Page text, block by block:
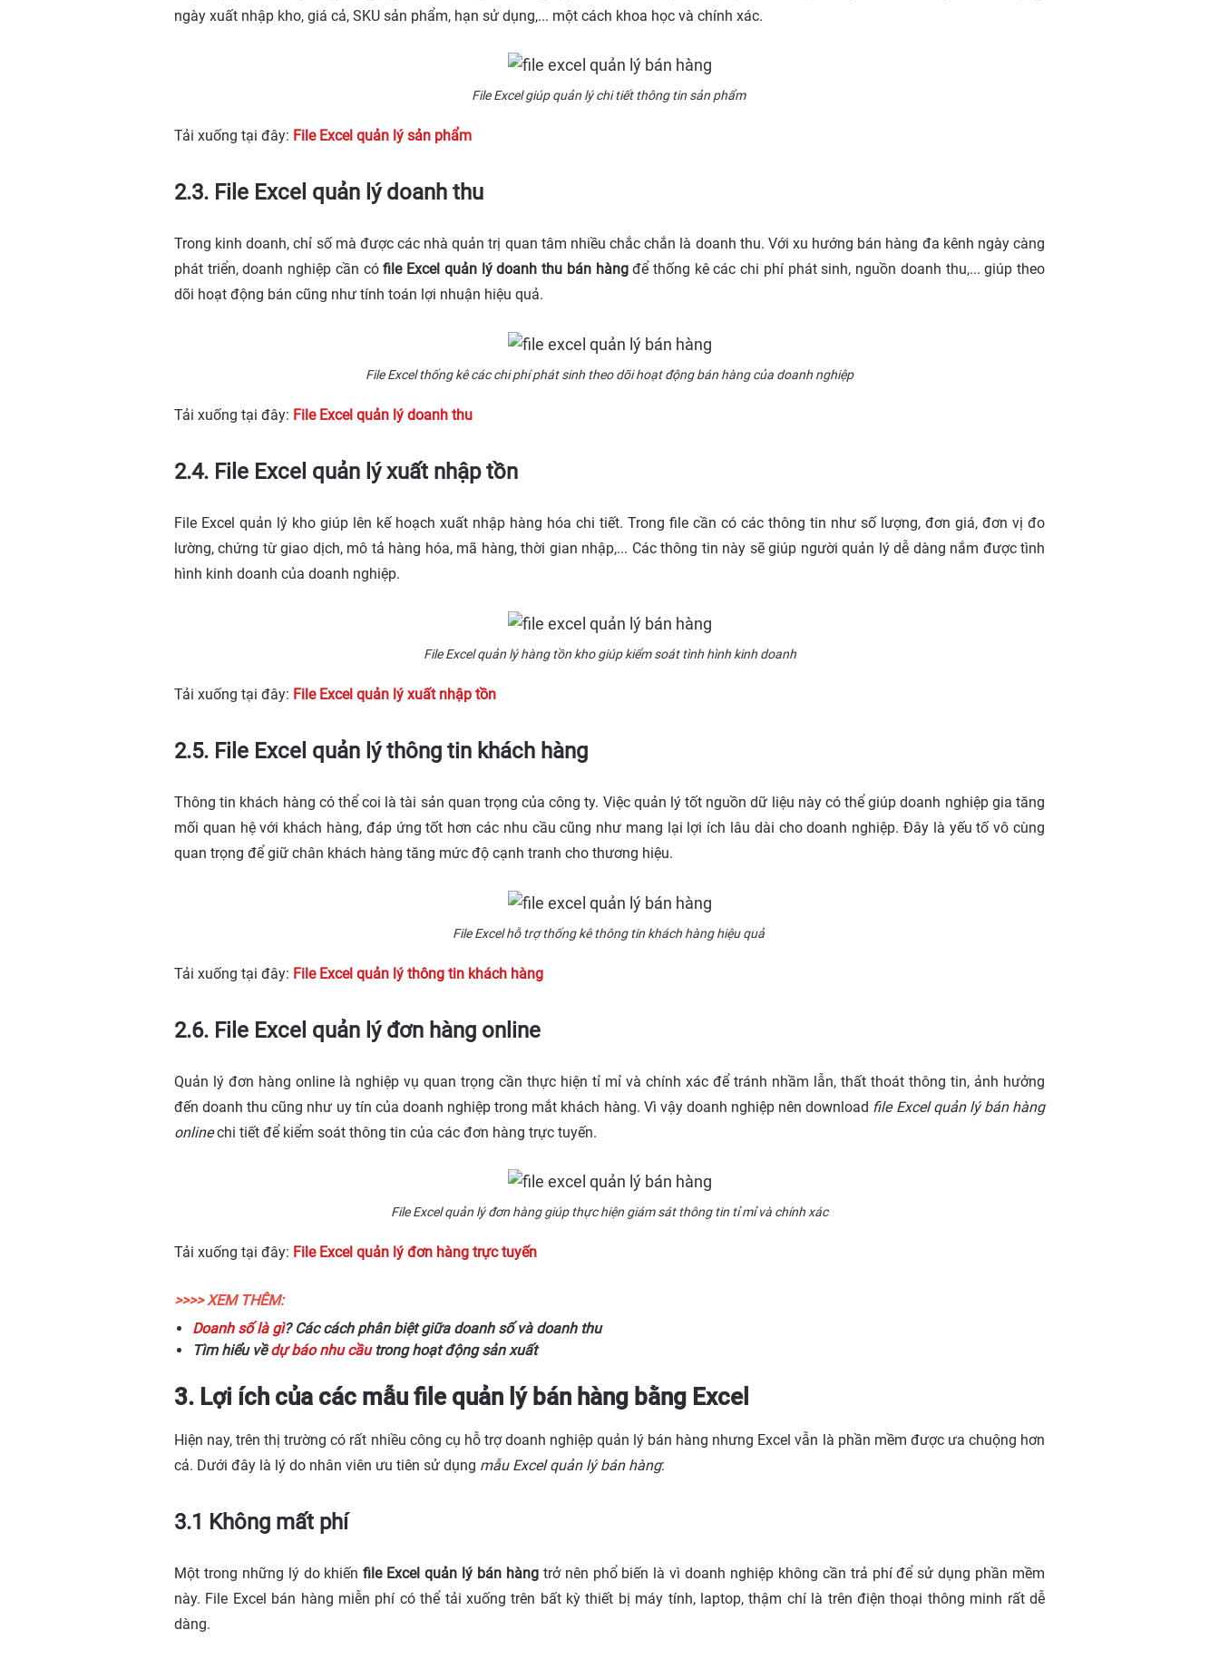
ngày xuất nhập kho, giá cả, SKU sản phẩm, hạn sử dụng,... một cách khoa học và chính xác.
File Excel giúp quản lý chi tiết thông tin sản phẩm
Tải xuống tại đây: File Excel quản lý sản phẩm
2.3. File Excel quản lý doanh thu
Trong kinh doanh, chỉ số mà được các nhà quản trị quan tâm nhiều chắc chắn là doanh thu. Với xu hướng bán hàng đa kênh ngày càng
phát triển, doanh nghiệp cần cófile Excel quản lý doanh thu bán hàngđể thống kê các chi phí phát sinh, nguồn doanh thu,... giúp theo
dõi hoạt động bán cũng như tính toán lợi nhuận hiệu quả.
File Excel thống kê các chi phí phát sinh theo dõi hoạt động bán hàng của doanh nghiệp
Tải xuống tại đây: File Excel quản lý doanh thu
2.4. File Excel quản lý xuất nhập tồn
File Excel quản lý kho giúp lên kế hoạch xuất nhập hàng hóa chi tiết. Trong file cần có các thông tin như số lượng, đơn giá, đơn vị đo
lường, chứng từ giao dịch, mô tả hàng hóa, mã hàng, thời gian nhập,... Các thông tin này sẽ giúp người quản lý dễ dàng nắm được tình
hình kinh doanh của doanh nghiệp.
File Excel quản lý hàng tồn kho giúp kiểm soát tình hình kinh doanh
Tải xuống tại đây: File Excel quản lý xuất nhập tồn
2.5. File Excel quản lý thông tin khách hàng
Thông tin khách hàng có thể coi là tài sản quan trọng của công ty. Việc quản lý tốt nguồn dữ liệu này có thể giúp doanh nghiệp gia tăng
mối quan hệ với khách hàng, đáp ứng tốt hơn các nhu cầu cũng như mang lại lợi ích lâu dài cho doanh nghiệp. Đây là yếu tố vô cùng
quan trọng để giữ chân khách hàng tăng mức độ cạnh tranh cho thương hiệu.
File Excel hỗ trợ thống kê thông tin khách hàng hiệu quả
Tải xuống tại đây: File Excel quản lý thông tin khách hàng
2.6. File Excel quản lý đơn hàng online
Quản lý đơn hàng online là nghiệp vụ quan trọng cần thực hiện tỉ mỉ và chính xác để tránh nhầm lẫn, thất thoát thông tin, ảnh hưởng
đến doanh thu cũng như uy tín của doanh nghiệp trong mắt khách hàng. Vì vậy doanh nghiệp nên download file Excel quản lý bán hàng
onlinechi tiết để kiểm soát thông tin của các đơn hàng trực tuyến.
File Excel quản lý đơn hàng giúp thực hiện giám sát thông tin tỉ mỉ và chính xác
Tải xuống tại đây: File Excel quản lý đơn hàng trực tuyến
>>>> XEM THÊM:
Doanh số là gì? Các cách phân biệt giữa doanh số và doanh thu
Tìm hiểu vềdự báo nhu cầutrong hoạt động sản xuất
3. Lợi ích của các mẫu file quản lý bán hàng bằng Excel
Hiện nay, trên thị trường có rất nhiều công cụ hỗ trợ doanh nghiệp quản lý bán hàng nhưng Excel vẫn là phần mềm được ưa chuộng hơn
cả. Dưới đây là lý do nhân viên ưu tiên sử dụng mẫu Excel quản lý bán hàng:
3.1 Không mất phí
Một trong những lý do khiếnfile Excel quản lý bán hàngtrở nên phổ biến là vì doanh nghiệp không cần trả phí để sử dụng phần mềm
này. File Excel bán hàng miễn phí có thể tải xuống trên bất kỳ thiết bị máy tính, laptop, thậm chí là trên điện thoại thông minh rất dễ
dàng.